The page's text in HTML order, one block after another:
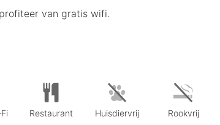
van gratis wifi.
Restaurant Huisdiervrij Rookvrij